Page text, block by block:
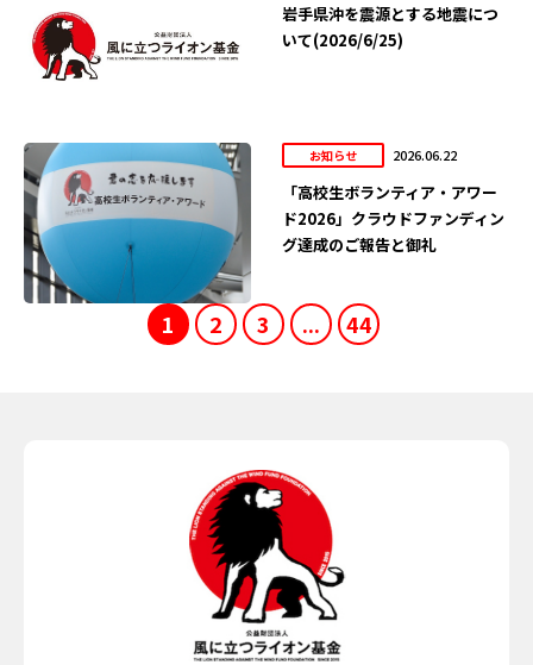
岩手県沖を震源とする地震につ
いて(2026/6/25)
お知らせ 2026.06.22
「高校生ボランティア・アワー
ド2026」クラウドファンディン
グ達成のご報告と御礼
1 2 3 ... 44